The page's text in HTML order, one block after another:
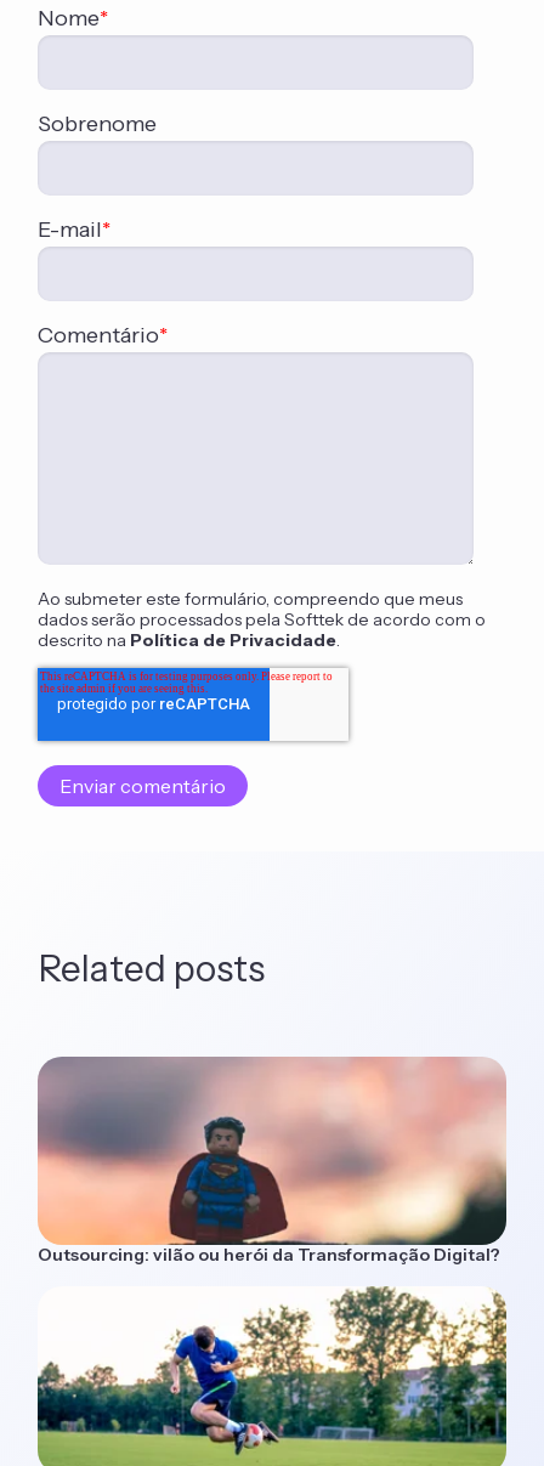
Nome*
Sobrenome
E-mail*
Comentário*
Ao submeter este formulário, compreendo que meus
dados serão processados pela Softtek de acordo com o
descrito na Política de Privacidade.
Related posts
Outsourcing: vilão ou herói da Transformação Digital?